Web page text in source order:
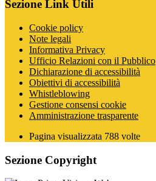
Sezione Link Utili
Cookie policy
Note legali
Informativa Privacy
Ufficio Relazioni con il Pubblico
Dichiarazione di accessibilità
Obiettivi di accessibilità
Whistleblowing
Gestione consensi cookie
Amministrazione trasparente
Pagina visualizzata 788 volte
Sezione Copyright